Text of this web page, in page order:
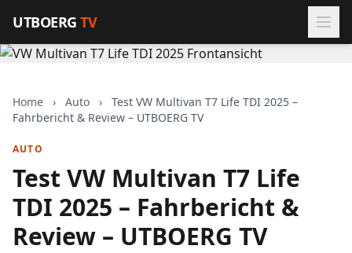
UTBOERGTV
Home › Auto ›
Test VW Multivan T7 Life TDI 2025 –
Fahrbericht & Review – UTBOERG TV
AUTO
Test VW Multivan T7 Life
TDI 2025 – Fahrbericht &
Review – UTBOERG TV